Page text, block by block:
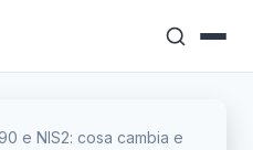
e NIS2: cosa cambia e